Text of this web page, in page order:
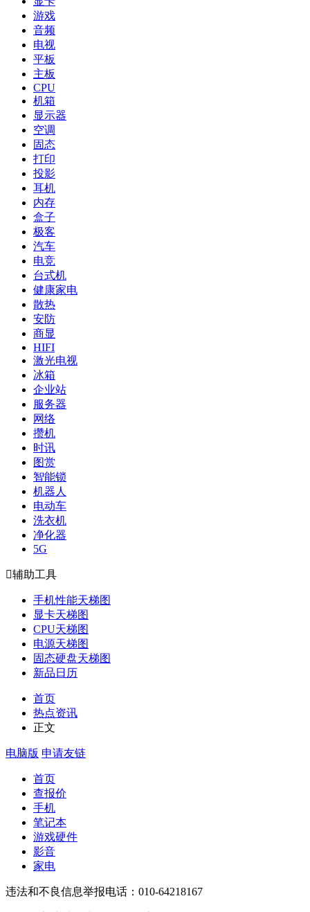
游戏
音频
电视
平板
主板
CPU
机箱
显示器
空调
固态
打印
投影
耳机
内存
盒子
极客
汽车
电竞
台式机
健康家电
散热
安防
商显
HIFI
激光电视
冰箱
企业站
服务器
网络
攒机
时讯
图赏
智能锁
机器人
电动车
洗衣机
净化器
5G
辅助工具
手机性能天梯图
显卡天梯图
CPU天梯图
电源天梯图
固态硬盘天梯图
新品日历
首页
热点资讯
正文
电脑版 申请友链
首页
查报价
手机
笔记本
游戏硬件
影音
家电
违法和不良信息举报电话：010-64218167